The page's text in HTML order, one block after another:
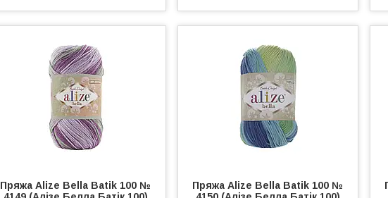
Пряжа Alize Bella Batik 100 №
Пряжа Alize Bella Batik 100 №